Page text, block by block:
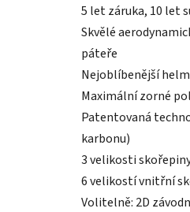
5 let záruka, 10 let
Skvělé
páteře
Nejoblíbenější
Maximální zorné
Patentovaná
karbonu)
3 velikosti
6 velikostí vnitřní
Volitelně: 2D